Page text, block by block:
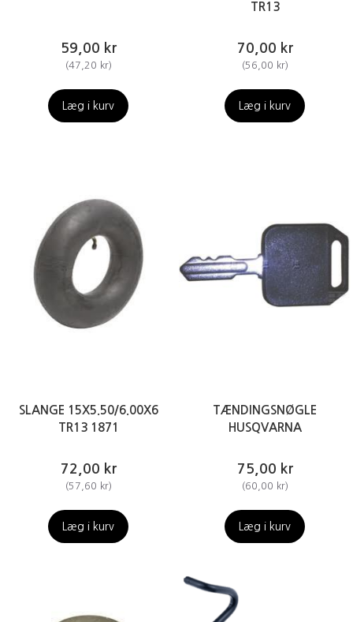
59,00 kr
(47,20 kr)
Læg i kurv
TR13
70,00 kr
(56,00 kr)
Læg i kurv
SLANGE 15X5.50/6.00X6
TR13 1871
72,00 kr
(57,60 kr)
Læg i kurv
TÆNDINGSNØGLE
HUSQVARNA
75,00 kr
(60,00 kr)
Læg i kurv